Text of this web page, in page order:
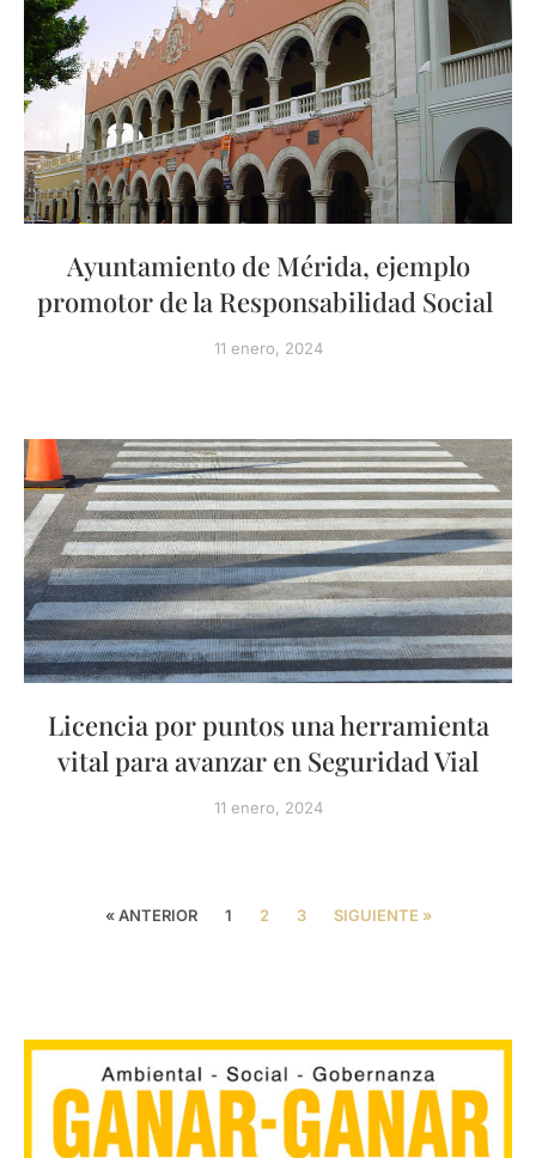
Ayuntamiento de Mérida, ejemplo
promotor de la Responsabilidad Social
11 enero, 2024
Licencia por puntos una herramienta
vital para avanzar en Seguridad Vial
11 enero, 2024
« ANTERIOR 1 2 3 SIGUIENTE »